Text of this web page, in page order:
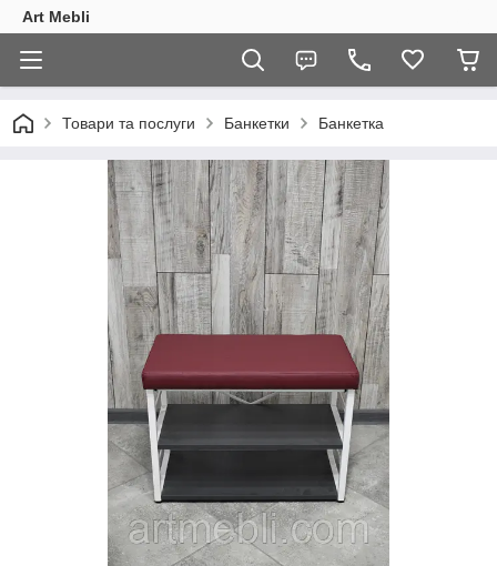
Art Mebli
Товари та послуги Банкетки Банкетка